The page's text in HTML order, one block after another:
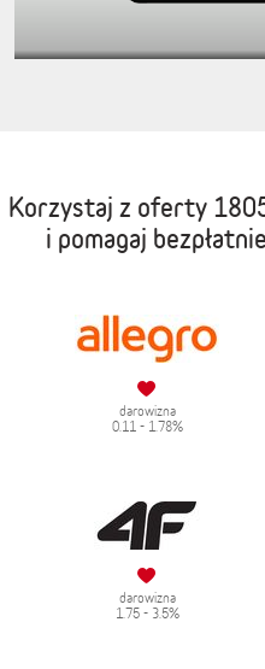
Korzystaj z oferty
i pomagaj
darowizna
0.11 - 1.78%
darowizna
1.75 - 3.5%